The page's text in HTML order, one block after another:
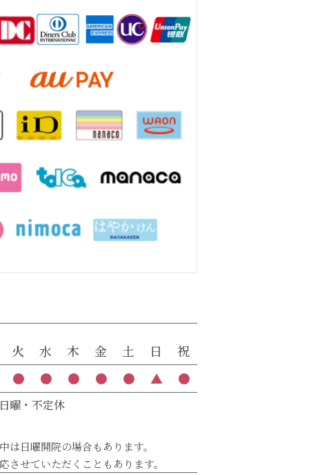
火 水 木 金 土 日
祝
● ● ● ● ● ▲ ●
日曜・不定休
は日曜開院の場合もあります。
させていただくこともあります。